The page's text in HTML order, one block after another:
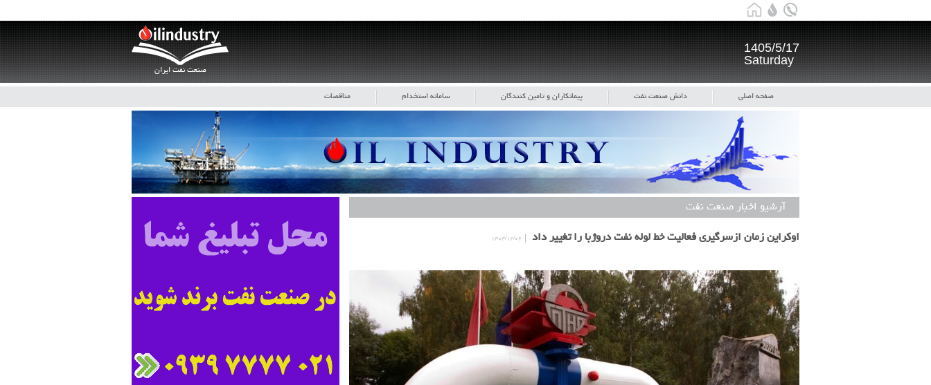
صنعت نفت ایران
1405/5/17
Saturday
صفحه اصلی دانش صنعت نفت پیمانکاران و تامین کنندگان سامانه استخدام مناقصات
آرشیو اخبار صنعت نفت
اوکراین زمان ازسرگیری فعالیت خط لوله نفت دروژبا را تغییر داد ۱۴۰۴/۱۲/۰۶